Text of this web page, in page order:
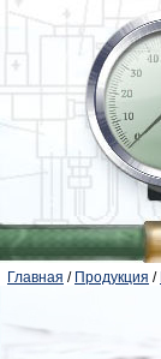
Главная / Продукция /